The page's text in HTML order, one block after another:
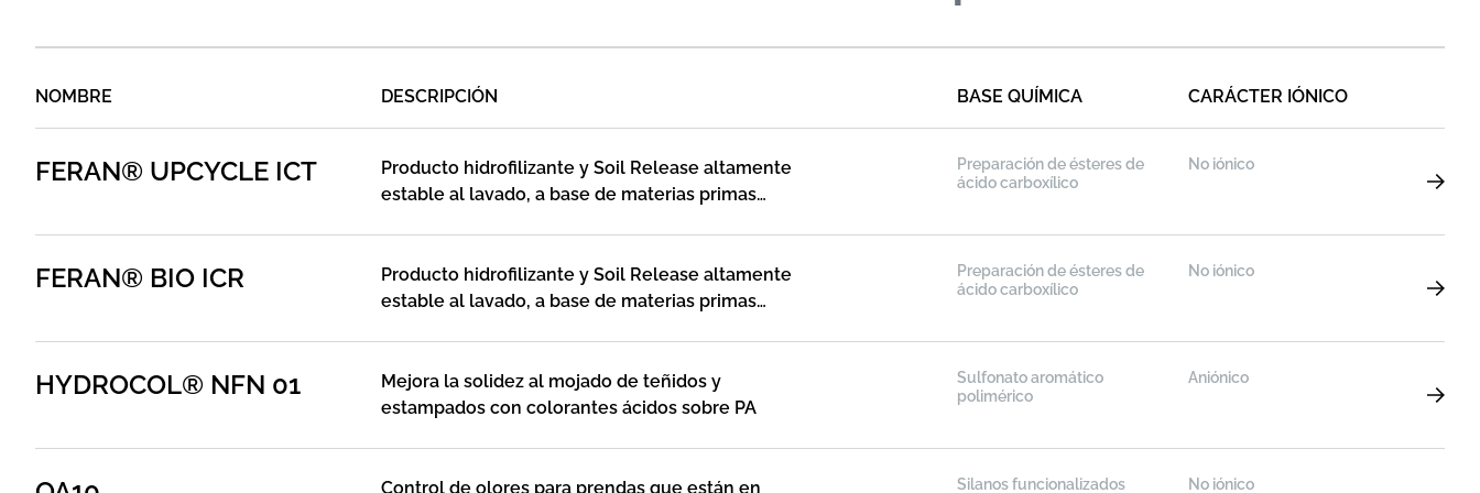
NOMBRE DESCRIPCIÓN BASE QUÍMICA CARÁCTER IÓNICO
FERAN® UPCYCLE ICT
Producto hidrofilizante y Soil Release altamente
estable al lavado, a base de materias primas
Preparación de ésteres de
ácido carboxílico
No iónico
FERAN® BIO ICR
Producto hidrofilizante y Soil Release altamente
estable al lavado, a base de materias primas
Preparación de ésteres de
ácido carboxílico
No iónico
HYDROCOL® NFN 01
Mejora la solidez al mojado de teñidos y
estampados con colorantes ácidos sobre PA
Sulfonato aromático
polimérico
Aniónico
Control de olores para prendas que están en Silanos funcionalizados No iónico